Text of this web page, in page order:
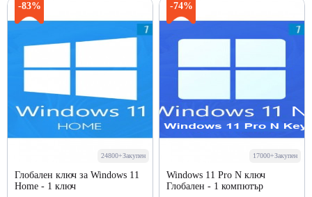
-83%
24800+Закупен
Глобален ключ за Windows 11
Home - 1 ключ
-74%
17000+Закупен
Windows 11 Pro N ключ
Глобален - 1 компютър